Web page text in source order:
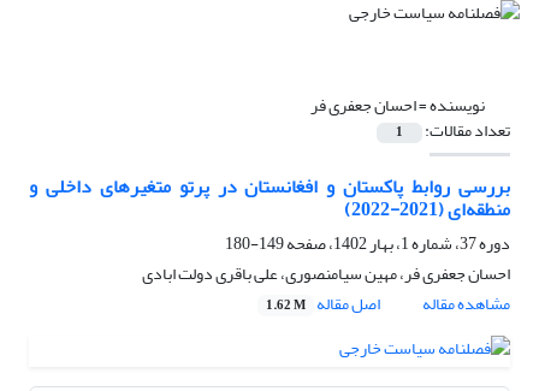
نویسنده =احسان جعفری فر
تعداد مقالات: 1
بررسی روابط پاکستان و افغانستان در پرتو متغیرهای داخلی و
منطقه‌ای (2021-2022)
دوره 37، شماره 1، بهار 1402، صفحه
149-180
احسان جعفری فر، مهین سیامنصوری، علی باقری دولت ابادی
مشاهده مقاله
اصل مقاله 1.62 M